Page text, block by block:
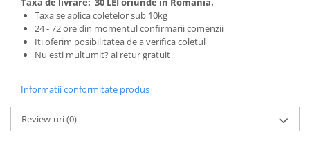
Tractoraș de tuns gazonul
Zootehnie
Incubatoare, oparitoare si
deplumatoare
Aparate de tuns animale
Piese si accesorii aparate de tuns
animale
Taxa se aplica coletelor sub 10kg
24 - 72 ore din momentul confirmarii comenzii
Iti oferim posibilitatea de averifica coletul
Nu esti multumit? ai retur gratuit
Informatii conformitate produs
Review-uri(0)